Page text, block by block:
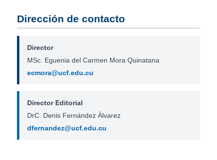
Dirección de contacto
Director
MSc. Eguenia del Carmen Mora Quinatana
ecmora@ucf.edu.cu
Director Editorial
DrC. Denis Fernández Álvarez
dfernandez@ucf.edu.cu